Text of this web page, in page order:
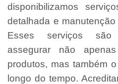
disponibilizamos
detalhada e
Esses serviços são
assegurar não
produtos, mas também
longo do tempo.